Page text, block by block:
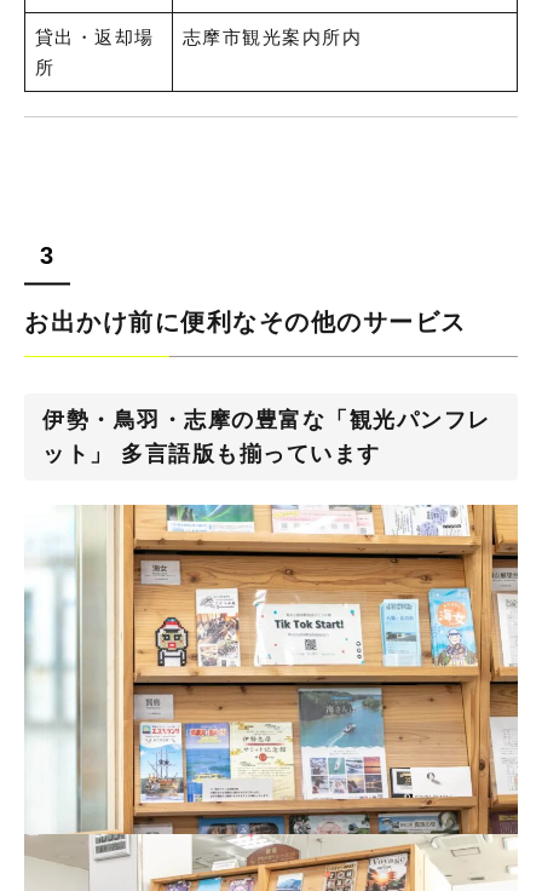
貸出・返却場
所
志摩市観光案内所内
お出かけ前に便利なその他のサービス
伊勢・鳥羽・志摩の豊富な「観光パンフレ
ット」 多言語版も揃っています